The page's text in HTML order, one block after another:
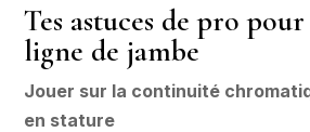
Tes astuces de pro
ligne de jambe
Jouer sur la continuité
en stature